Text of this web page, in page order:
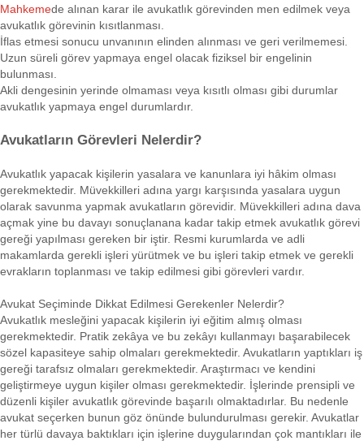
Mahkemede alınan karar ile avukatlık görevinden men edilmek veya
avukatlık görevinin kısıtlanması.
İflas etmesi sonucu unvanının elinden alınması ve geri verilmemesi.
Uzun süreli görev yapmaya engel olacak fiziksel bir engelinin
bulunması.
Akli dengesinin yerinde olmaması veya kısıtlı olması gibi durumlar
avukatlık yapmaya engel durumlardır.
Avukatların Görevleri Nelerdir?
Avukatlık yapacak kişilerin yasalara ve kanunlara iyi hâkim olması
gerekmektedir. Müvekkilleri adına yargı karşısında yasalara uygun
olarak savunma yapmak avukatların görevidir. Müvekkilleri adına dava
açmak yine bu davayı sonuçlanana kadar takip etmek avukatlık görevi
gereği yapılması gereken bir iştir. Resmi kurumlarda ve adli
makamlarda gerekli işleri yürütmek ve bu işleri takip etmek ve gerekli
evrakların toplanması ve takip edilmesi gibi görevleri vardır.
Avukat Seçiminde Dikkat Edilmesi Gerekenler Nelerdir?
Avukatlık mesleğini yapacak kişilerin iyi eğitim almış olması
gerekmektedir. Pratik zekâya ve bu zekâyı kullanmayı başarabilecek
sözel kapasiteye sahip olmaları gerekmektedir. Avukatların yaptıkları iş
gereği tarafsız olmaları gerekmektedir. Araştırmacı ve kendini
geliştirmeye uygun kişiler olması gerekmektedir. İşlerinde prensipli ve
düzenli kişiler avukatlık görevinde başarılı olmaktadırlar. Bu nedenle
avukat seçerken bunun göz önünde bulundurulması gerekir. Avukatlar
her türlü davaya baktıkları için işlerine duygularından çok mantıkları ile